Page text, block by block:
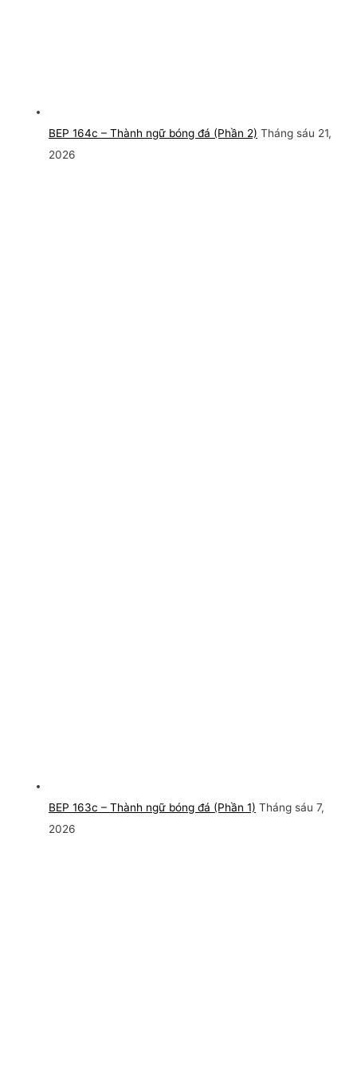
BEP 164c – Thành ngữ bóng đá (Phần 2) Tháng sáu 21,
2026
BEP 163c – Thành ngữ bóng đá (Phần 1) Tháng sáu 7,
2026